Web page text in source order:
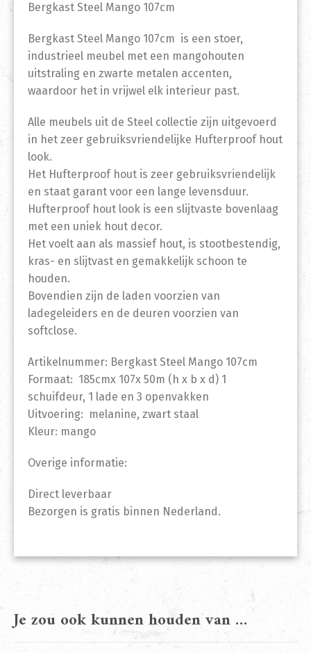
Bergkast Steel Mango 107cm
Bergkast Steel Mango 107cm is een stoer,
industrieel meubel met een mangohouten
uitstraling en zwarte metalen accenten,
waardoor het in vrijwel elk interieur past.
Alle meubels uit de Steel collectie zijn uitgevoerd
in het zeer gebruiksvriendelijke Hufterproof hout
look.
Het Hufterproof hout is zeer gebruiksvriendelijk
en staat garant voor een lange levensduur.
Hufterproof hout look is een slijtvaste bovenlaag
met een uniek hout decor.
Het voelt aan als massief hout, is stootbestendig,
kras- en slijtvast en gemakkelijk schoon te
houden.
Bovendien zijn de laden voorzien van
ladegeleiders en de deuren voorzien van
softclose.
Artikelnummer: Bergkast Steel Mango 107cm
Formaat: 185cmx 107x 50m (h x b x d) 1
schuifdeur, 1 lade en 3 openvakken
Uitvoering: melanine, zwart staal
Kleur: mango
Overige informatie:
Direct leverbaar
Bezorgen is gratis binnen Nederland.
Je zou ook kunnen houden van …